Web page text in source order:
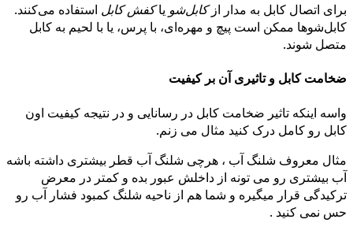
برای اتصال کابل به مدار ازکابل‌شو یاکفش کابل استفاده می‌کنند.
کابل‌شوها ممکن است پیچ و مهره‌ای، با پرس، یا با لحیم به کابل
متصل شوند.
ضخامت کابل و تاثیری آن بر کیفیت
واسه اینکه تاثیر ضخامت کابل در رسانایی و در نتیجه کیفیت اون
کابل رو کامل درک کنید مثال می زنم.
مثال معروف شلنگ آب ، هرچی شلنگ آب قطر بیشتری داشته باشه
آب بیشتری رو می تونه از داخلش عبور بده و کمتر در معرض
ترکیدگی قرار میگیره و شما هم از ناحیه شلنگ کمبود فشار آب رو
حس نمی کنید .